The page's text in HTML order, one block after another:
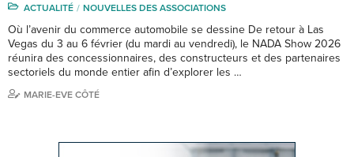
ACTUALITÉ NOUVELLES DES ASSOCIATIONS
Où l’avenir du commerce automobile se dessine De retour à Las
Vegas du 3 au 6 février (du mardi au vendredi), le NADA Show 2026
réunira des concessionnaires, des constructeurs et des partenaires
sectoriels du monde entier afin d’explorer les …
MARIE-EVE CÔTÉ